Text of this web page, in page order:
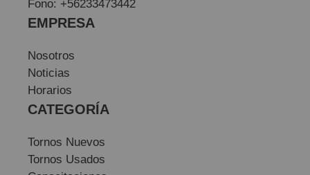
Fono: +56233473442
EMPRESA
Nosotros
Noticias
Horarios
CATEGORÍA
Tornos Nuevos
Tornos Usados